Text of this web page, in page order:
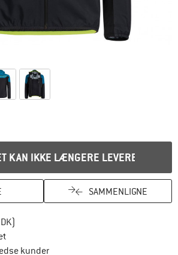
KAN IKKE LÆNGERE LEVERES
SAMMENLIGNE
kunder